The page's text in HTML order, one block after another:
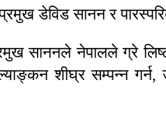
डेविड सानन र
नेपालले ग्रे लिष्टबाट
शीघ्र सम्पन्न